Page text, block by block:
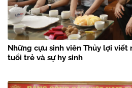
Những cựu sinh viên Thủy lợi
tuổi trẻ và sự hy sinh